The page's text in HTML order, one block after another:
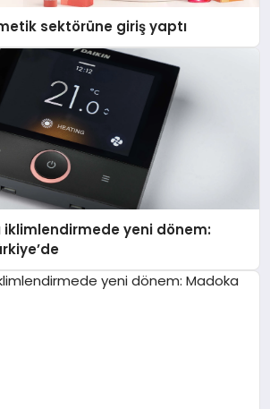
sektörüne giriş yaptı
iklimlendirmede yeni dönem: